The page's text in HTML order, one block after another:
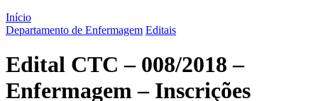
Início
Departamento de Enfermagem Editais
Edital CTC – 008/2018 –
Enfermagem – Inscrições